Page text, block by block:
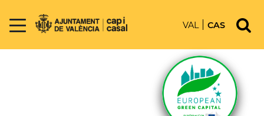
VAL CAS